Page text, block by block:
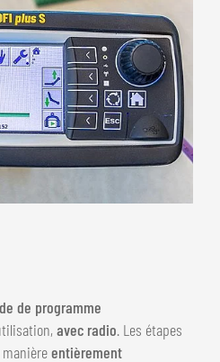
de programme
avec radio. Les étapes
entièrement